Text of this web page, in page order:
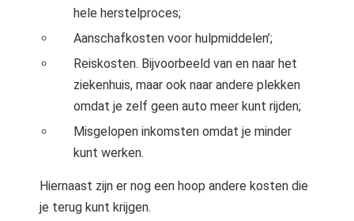
hele herstelproces;
Aanschafkosten voor hulpmiddelen’;
Reiskosten. Bijvoorbeeld van en naar het
ziekenhuis, maar ook naar andere plekken
omdat je zelf geen auto meer kunt rijden;
Misgelopen inkomsten omdat je minder
kunt werken.
Hiernaast zijn er nog een hoop andere kosten die
je terug kunt krijgen.